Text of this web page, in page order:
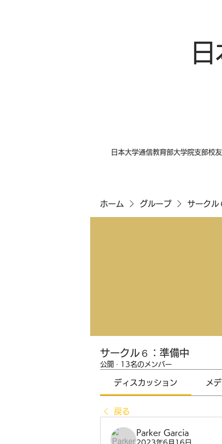
日本大学通信教育部大学院支部校
ホーム グループ サークル
サークル６：準備中
公開 · 13名のメンバー
ディスカッション メ
戻る
Parker Garcia
2023年6月16日